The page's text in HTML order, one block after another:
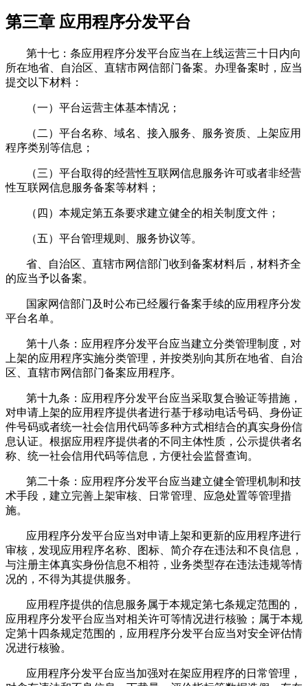
第三章 应用程序分发平台
第十七：条应用程序分发平台应当在上线运营三十日内向
所在地省、自治区、直辖市网信部门备案。办理备案时，应当
提交以下材料：
（一）平台运营主体基本情况；
（二）平台名称、域名、接入服务、服务资质、上架应用
程序类别等信息；
（三）平台取得的经营性互联网信息服务许可或者非经营
性互联网信息服务备案等材料；
（四）本规定第五条要求建立健全的相关制度文件；
（五）平台管理规则、服务协议等。
省、自治区、直辖市网信部门收到备案材料后，材料齐全
的应当予以备案。
国家网信部门及时公布已经履行备案手续的应用程序分发
平台名单。
第十八条：应用程序分发平台应当建立分类管理制度，对
上架的应用程序实施分类管理，并按类别向其所在地省、自治
区、直辖市网信部门备案应用程序。
第十九条：应用程序分发平台应当采取复合验证等措施，
对申请上架的应用程序提供者进行基于移动电话号码、身份证
件号码或者统一社会信用代码等多种方式相结合的真实身份信
息认证。根据应用程序提供者的不同主体性质，公示提供者名
称、统一社会信用代码等信息，方便社会监督查询。
第二十条：应用程序分发平台应当建立健全管理机制和技
术手段，建立完善上架审核、日常管理、应急处置等管理措
施。
应用程序分发平台应当对申请上架和更新的应用程序进行
审核，发现应用程序名称、图标、简介存在违法和不良信息，
与注册主体真实身份信息不相符，业务类型存在违法违规等情
况的，不得为其提供服务。
应用程序提供的信息服务属于本规定第七条规定范围的，
应用程序分发平台应当对相关许可等情况进行核验；属于本规
定第十四条规定范围的，应用程序分发平台应当对安全评估情
况进行核验。
应用程序分发平台应当加强对在架应用程序的日常管理，